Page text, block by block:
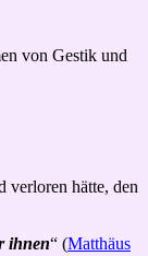
von Gestik und
verloren hätte, den
ihnen“ (Matthäus